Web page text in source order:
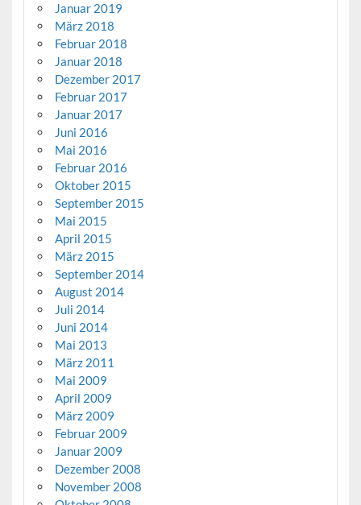
Januar 2019
März 2018
Februar 2018
Januar 2018
Dezember 2017
Februar 2017
Januar 2017
Juni 2016
Mai 2016
Februar 2016
Oktober 2015
September 2015
Mai 2015
April 2015
März 2015
September 2014
August 2014
Juli 2014
Juni 2014
Mai 2013
März 2011
Mai 2009
April 2009
März 2009
Februar 2009
Januar 2009
Dezember 2008
November 2008